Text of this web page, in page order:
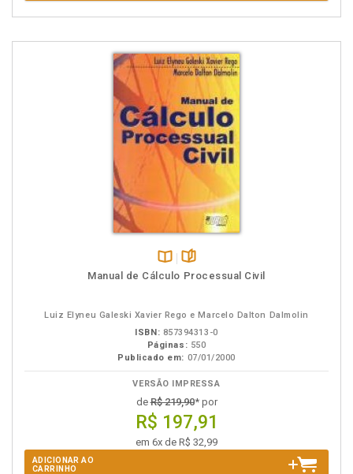
Disponível
páginas
Manual de Cálculo Processual Civil
Luiz Elyneu Galeski Xavier Rego e Marcelo Dalton Dalmolin
ISBN: 857394313-0
Páginas: 550
Publicado em: 07/01/2000
VERSÃO IMPRESSA
deR$ 219,90* por
R$ 197,91
em 6x de R$ 32,99
ADICIONAR AO
CARRINHO